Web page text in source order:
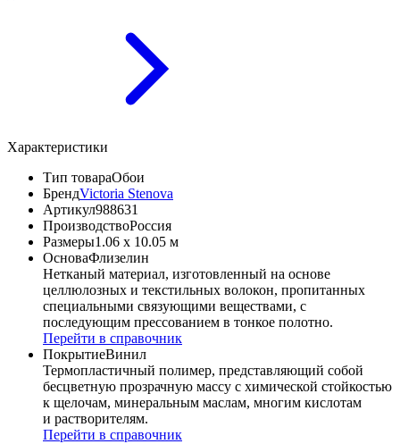
Характеристики
Тип товараОбои
БрендVictoria Stenova
Артикул988631
ПроизводствоРоссия
Размеры1.06 x 10.05 м
ОсноваФлизелин
Нетканый материал, изготовленный на основе
целлюлозных и текстильных волокон, пропитанных
специальными связующими веществами, с
последующим прессованием в тонкое полотно.
Перейти в справочник
ПокрытиеВинил
Термопластичный полимер, представляющий собой
бесцветную прозрачную массу с химической стойкостью
к щелочам, минеральным маслам, многим кислотам
и растворителям.
Перейти в справочник